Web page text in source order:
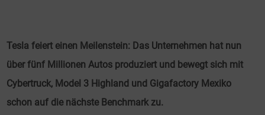
Tesla feiert einen Meilenstein: Das Unternehmen hat nun
über fünf Millionen Autos produziert und bewegt sich mit
Cybertruck, Model 3 Highland und Gigafactory Mexiko
schon auf die nächste Benchmark zu.